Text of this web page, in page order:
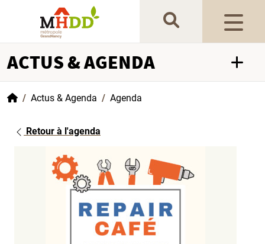
Gestion de vos préférences sur les cookies
ACTUS & AGENDA
AccueilActus & Agenda Agenda
Retour à l'agenda